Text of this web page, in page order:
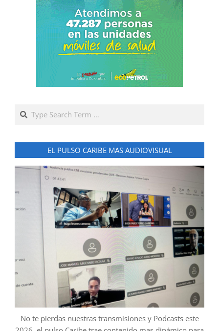
Search
EL PULSO CARIBE MAS AUDIOVISUAL
No te pierdas nuestras transmisiones y Podcasts este